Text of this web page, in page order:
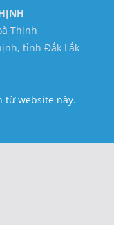
Thịnh
tỉnh Đắk Lắk
từ website này.